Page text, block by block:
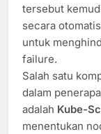
tersebut
secara
untuk
failure.
Salah satu
dalam
adalah Kube-
menentukan